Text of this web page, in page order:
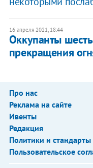
16 апреля 2021, 18:44
Оккупанты
прекращения
Про нас
Реклама на сайте
Ивенты
Редакция
Политики и стандарты
Пользовательское